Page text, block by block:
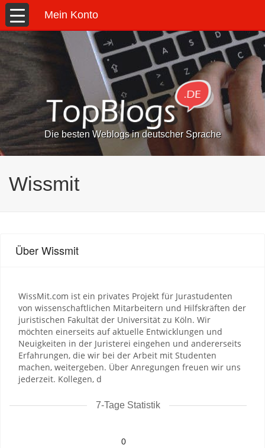
Mein Konto
Die besten Weblogs in deutscher Sprache
Wissmit
Über Wissmit
WissMit.com ist ein privates Projekt für Jurastudenten
von wissenschaftlichen Mitarbeitern und Hilfskräften der
juristischen Fakultät der Universität zu Köln. Wir
möchten einerseits auf aktuelle Entwicklungen und
Neuigkeiten in der Juristerei eingehen und andererseits
Erfahrungen, die wir bei der Arbeit mit Studenten
machen, weitergeben. Über Anregungen freuen wir uns
jederzeit. Kollegen, d
7-Tage Statistik
0